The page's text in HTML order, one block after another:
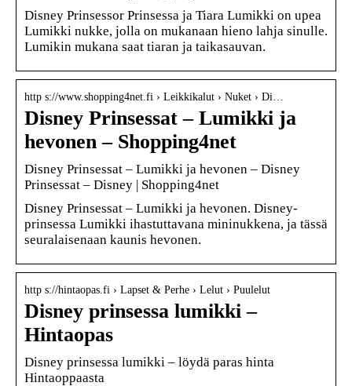
Disney Prinsessor Prinsessa ja Tiara Lumikki on upea
Lumikki nukke, jolla on mukanaan hieno lahja sinulle.
Lumikin mukana saat tiaran ja taikasauvan.
http s://www.shopping4net.fi › Leikkikalut › Nuket › Di…
Disney Prinsessat – Lumikki ja
hevonen – Shopping4net
Disney Prinsessat – Lumikki ja hevonen – Disney
Prinsessat – Disney | Shopping4net
Disney Prinsessat – Lumikki ja hevonen. Disney-
prinsessa Lumikki ihastuttavana mininukkena, ja tässä
seuralaisenaan kaunis hevonen.
http s://hintaopas.fi › Lapset & Perhe › Lelut › Puulelut
Disney prinsessa lumikki –
Hintaopas
Disney prinsessa lumikki – löydä paras hinta
Hintaoppaasta